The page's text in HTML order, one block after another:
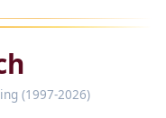
(1997-2026)